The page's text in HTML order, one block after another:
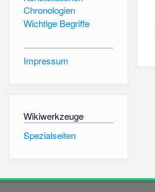
Chronologien
Wichtige Begriffe
Impressum
Wikiwerkzeuge
Spezialseiten